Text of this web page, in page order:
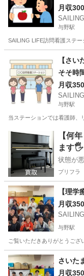
月収
与野駅
SAILING LIFE訪問看護ステ
さいたま市 与
【さ
そそ時
月収
与野駅
当ステーションでは看護師、
埼玉 さいたま市 与
【何
ます🖐️
状態が
プリフラ
【理
月収
与野駅
ご覧いただきありがとうご
埼玉 さいたま市 与
さいた
月収